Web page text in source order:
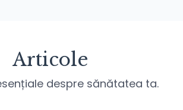
Articole
despre sănătatea ta.